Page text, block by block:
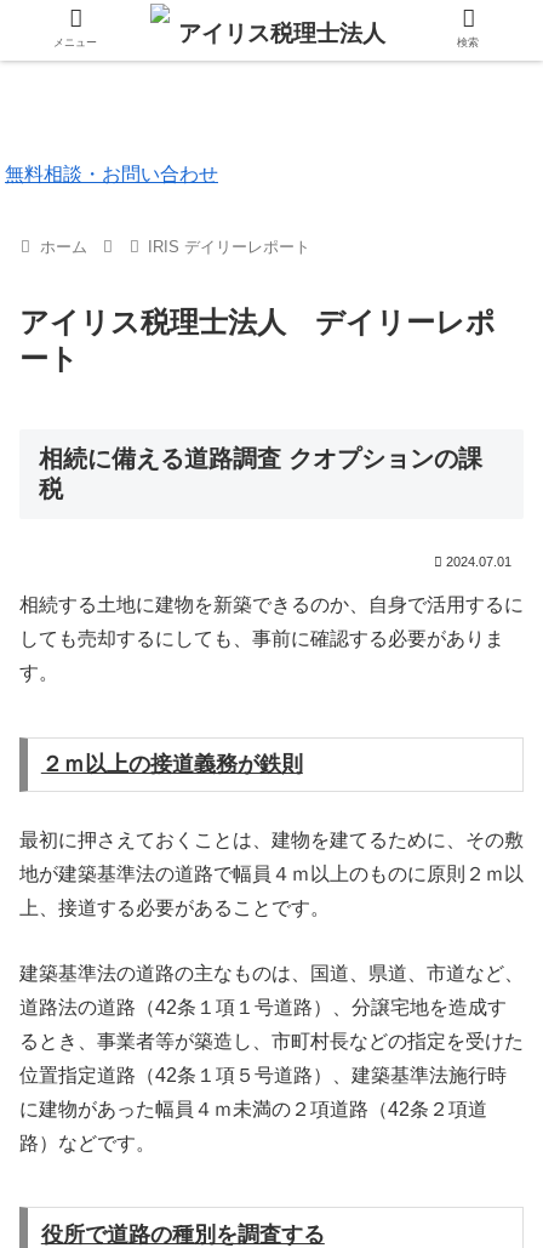
無料相談・お問い合わせ
ホーム IRIS デイリーレポート
アイリス税理士法人 デイリーレポ
ート
相続に備える道路調査 クオプションの課
税
2024.07.01
相続する土地に建物を新築できるのか、自身で活用するに
しても売却するにしても、事前に確認する必要がありま
す。
２ｍ以上の接道義務が鉄則
最初に押さえておくことは、建物を建てるために、その敷
地が建築基準法の道路で幅員４ｍ以上のものに原則２ｍ以
上、接道する必要があることです。
建築基準法の道路の主なものは、国道、県道、市道など、
道路法の道路（42条１項１号道路）、分譲宅地を造成す
るとき、事業者等が築造し、市町村長などの指定を受けた
位置指定道路（42条１項５号道路）、建築基準法施行時
に建物があった幅員４ｍ未満の２項道路（42条２項道
路）などです。
役所で道路の種別を調査する
メニュー 検索